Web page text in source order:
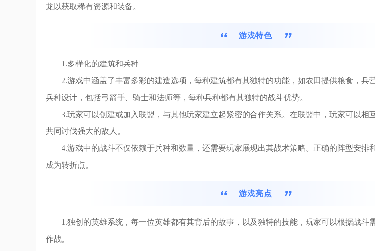
龙以获取稀有资源和装备。
游戏特色
1.多样化的建筑和兵种
2.游戏中涵盖了丰富多彩的建造选项，每种建筑都有其独特的功能，如农田提供粮食，兵
兵种设计，包括弓箭手、骑士和法师等，每种兵种都有其独特的战斗优势。
3.玩家可以创建或加入联盟，与其他玩家建立起紧密的合作关系。在联盟中，玩家可以相
共同讨伐强大的敌人。
4.游戏中的战斗不仅依赖于兵种和数量，还需要玩家展现出其战术策略。正确的阵型安排
成为转折点。
游戏亮点
1.独创的英雄系统，每一位英雄都有其背后的故事，以及独特的技能，玩家可以根据战斗
作战。